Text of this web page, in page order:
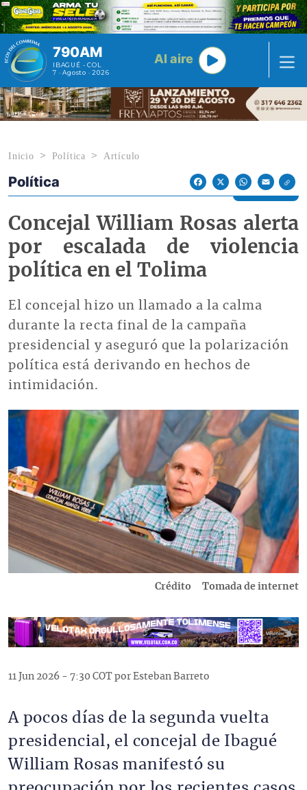
Pasar al contenido principal
790AM
IBAGUÉ - COL
7 · Agosto · 2026
Al aire
Inicio Política Artículo
Econoticias y Eventos
Política
FacebookX WhatsAppEmail
Concejal William Rosas alerta
por escalada de violencia
política en el Tolima
El concejal hizo un llamado a la calma
durante la recta final de la campaña
presidencial y aseguró que la polarización
política está derivando en hechos de
intimidación.
Imagen
Crédito Tomada de internet
11 Jun 2026 - 7:30 COT por Esteban Barreto
A pocos días de la segunda vuelta
presidencial, el concejal de Ibagué
William Rosas manifestó su